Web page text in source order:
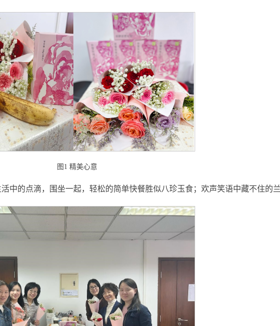
图1 精美心意
中的点滴，围坐一起，轻松的简单快餐胜似八珍玉食；欢声笑语中藏不住的